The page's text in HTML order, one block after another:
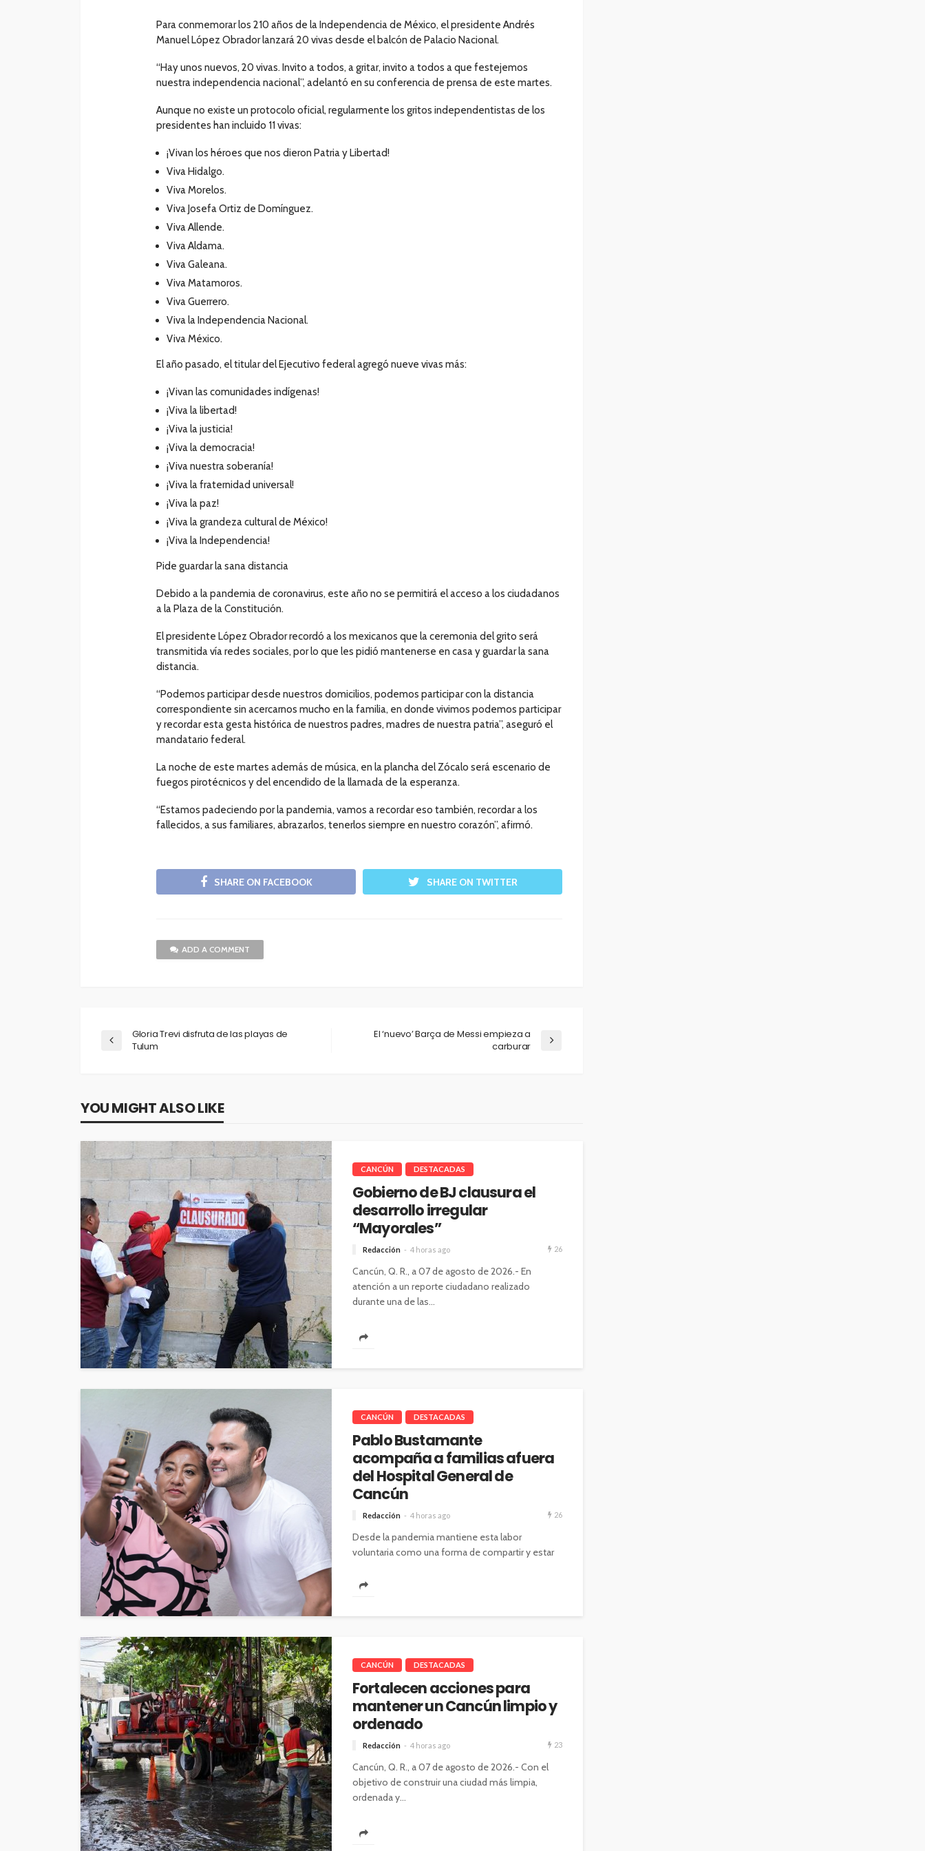
Para conmemorar los 210 años de la Independencia de México, el presidente Andrés
Manuel López Obrador lanzará 20 vivas desde el balcón de Palacio Nacional.
“Hay unos nuevos, 20 vivas. Invito a todos, a gritar, invito a todos a que festejemos
nuestra independencia nacional”, adelantó en su conferencia de prensa de este martes.
Aunque no existe un protocolo oficial, regularmente los gritos independentistas de los
presidentes han incluido 11 vivas:
¡Vivan los héroes que nos dieron Patria y Libertad!
Viva Hidalgo.
Viva Morelos.
Viva Josefa Ortiz de Domínguez.
Viva Allende.
Viva Aldama.
Viva Galeana.
Viva Matamoros.
Viva Guerrero.
Viva la Independencia Nacional.
Viva México.
El año pasado, el titular del Ejecutivo federal agregó nueve vivas más:
¡Vivan las comunidades indígenas!
¡Viva la libertad!
¡Viva la justicia!
¡Viva la democracia!
¡Viva nuestra soberanía!
¡Viva la fraternidad universal!
¡Viva la paz!
¡Viva la grandeza cultural de México!
¡Viva la Independencia!
Pide guardar la sana distancia
Debido a la pandemia de coronavirus, este año no se permitirá el acceso a los ciudadanos
a la Plaza de la Constitución.
El presidente López Obrador recordó a los mexicanos que la ceremonia del grito será
transmitida vía redes sociales, por lo que les pidió mantenerse en casa y guardar la sana
distancia.
“Podemos participar desde nuestros domicilios, podemos participar con la distancia
correspondiente sin acercarnos mucho en la familia, en donde vivimos podemos participar
y recordar esta gesta histórica de nuestros padres, madres de nuestra patria”, aseguró el
mandatario federal.
La noche de este martes además de música, en la plancha del Zócalo será escenario de
fuegos pirotécnicos y del encendido de la llamada de la esperanza.
“Estamos padeciendo por la pandemia, vamos a recordar eso también, recordar a los
fallecidos, a sus familiares, abrazarlos, tenerlos siempre en nuestro corazón”, afirmó.
SHARE ON FACEBOOK SHARE ON TWITTER
ADD A COMMENT
Gloria Trevi disfruta de las playas de
Tulum
El ‘nuevo’ Barça de Messi empieza a
carburar
YOU MIGHT ALSO LIKE
CANCÚN DESTACADAS
Gobierno de BJ clausura el
desarrollo irregular
“Mayorales”
Redacción 4 horas ago 26
Cancún, Q. R., a 07 de agosto de 2026.- En
atención a un reporte ciudadano realizado
durante una de las...
CANCÚN DESTACADAS
Pablo Bustamante
acompaña a familias afuera
del Hospital General de
Cancún
Redacción 4 horas ago 26
Desde la pandemia mantiene esta labor
voluntaria como una forma de compartir y estar
CANCÚN DESTACADAS
Fortalecen acciones para
mantener un Cancún limpio y
ordenado
Redacción 4 horas ago 23
Cancún, Q. R., a 07 de agosto de 2026.- Con el
objetivo de construir una ciudad más limpia,
ordenada y...